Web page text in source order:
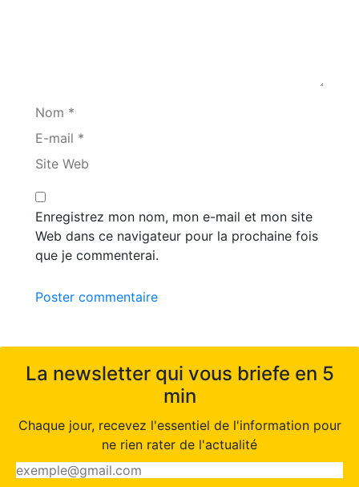
Nom *
E-mail *
Site Web
Enregistrez mon nom, mon e-mail et mon site
Web dans ce navigateur pour la prochaine fois
que je commenterai.
Poster commentaire
La newsletter qui vous briefe en 5
min
Chaque jour, recevez l'essentiel de l'information pour
ne rien rater de l'actualité